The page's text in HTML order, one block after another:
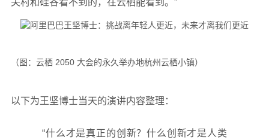
关村和硅谷看不到的，在云栖能看到。”
（图：云栖 2050 大会的永久举办地杭州云栖小镇）
以下为王坚博士当天的演讲内容整理：
“什么才是真正的创新？什么创新才是人类